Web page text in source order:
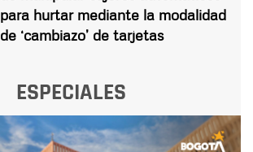
para hurtar mediante la modalidad
de ‘cambiazo’ de tarjetas
ESPECIALES